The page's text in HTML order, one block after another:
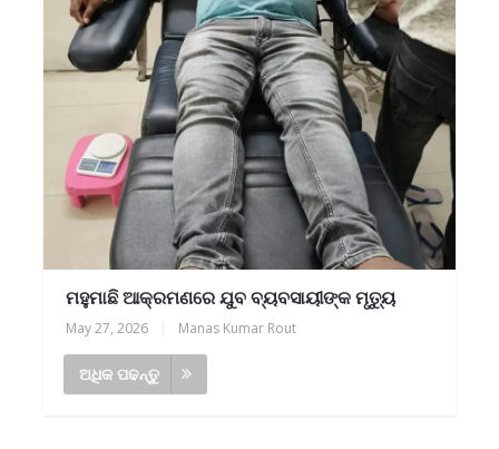
ମହୁମାଛି ଆକ୍ରମଣରେ ଯୁବ ବ୍ୟବସାୟୀଙ୍କ ମୃତ୍ୟୁ
May 27, 2026 Manas Kumar Rout
ଅଧିକ ପଢନ୍ତୁ